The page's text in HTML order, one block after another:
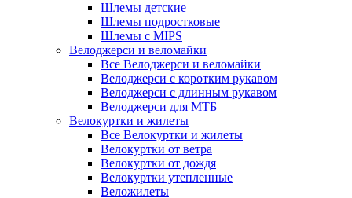
Шлемы детские
Шлемы подростковые
Шлемы с MIPS
Велоджерси и веломайки
Все Велоджерси и веломайки
Велоджерси с коротким рукавом
Велоджерси с длинным рукавом
Велоджерси для МТБ
Велокуртки и жилеты
Все Велокуртки и жилеты
Велокуртки от ветра
Велокуртки от дождя
Велокуртки утепленные
Веложилеты